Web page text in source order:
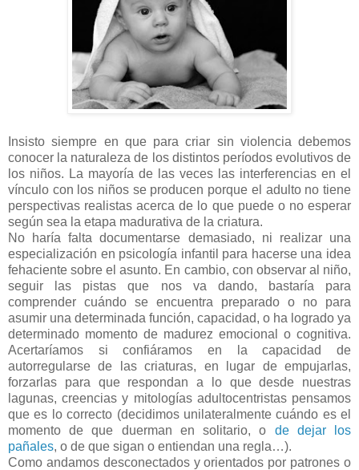
Insisto siempre en que para criar sin violencia debemos
conocer la naturaleza de los distintos períodos evolutivos de
los niños. La mayoría de las veces las interferencias en el
vínculo con los niños se producen porque el adulto no tiene
perspectivas realistas acerca de lo que puede o no esperar
según sea la etapa madurativa de la criatura.
No haría falta documentarse demasiado, ni realizar una
especialización en psicología infantil para hacerse una idea
fehaciente sobre el asunto. En cambio, con observar al niño,
seguir las pistas que nos va dando, bastaría para
comprender cuándo se encuentra preparado o no para
asumir una determinada función, capacidad, o ha logrado ya
determinado momento de madurez emocional o cognitiva.
Acertaríamos si confiáramos en la capacidad de
autorregularse de las criaturas, en lugar de empujarlas,
forzarlas para que respondan a lo que desde nuestras
lagunas, creencias y mitologías adultocentristas pensamos
que es lo correcto (decidimos unilateralmente cuándo es el
momento de que duerman en solitario, o de dejar los
pañales, o de que sigan o entiendan una regla…).
Como andamos desconectados y orientados por patrones o